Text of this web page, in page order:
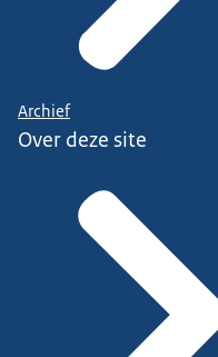
Archief
Over deze site